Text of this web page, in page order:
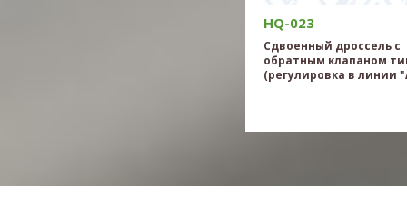
HQ-023
Сдвоенный дроссель с
обратным клапаном
(регулировка в линии